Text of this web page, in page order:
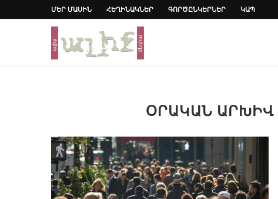
ՄԵՐ ՄԱՍԻՆ ՀԵՂԻՆԱԿՆԵՐ ԳՈՐԾԸՆԿԵՐՆԵՐ ԿԱՊ
ՕՐԱԿԱՆ ԱՐԽԻՎ